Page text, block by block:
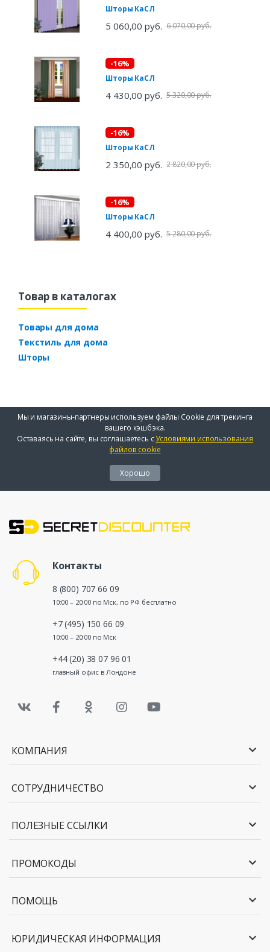
Шторы КаСЛ
5 060,00 руб. 6 070,00 руб.
-16%
Шторы КаСЛ
4 430,00 руб. 5 320,00 руб.
-16%
Шторы КаСЛ
2 350,00 руб. 2 820,00 руб.
-16%
Шторы КаСЛ
4 400,00 руб. 5 280,00 руб.
Товар в каталогах
Товары для дома
Текстиль для дома
Шторы
Мы и магазины-партнеры используем файлы Cookie для трекинга
вашего кэшбэка.
Оставаясь на сайте, вы соглашаетесь сУсловиями использования
файлов cookie
Хорошо
Контакты
8 (800) 707 66 09
10:00 – 20:00 по Мск, по РФ бесплатно
+7 (495) 150 66 09
10:00 – 20:00 по Мск
+44 (20) 38 07 96 01
главный офис в Лондоне
КОМПАНИЯ
СОТРУДНИЧЕСТВО
ПОЛЕЗНЫЕ ССЫЛКИ
ПРОМОКОДЫ
ПОМОЩЬ
ЮРИДИЧЕСКАЯ ИНФОРМАЦИЯ